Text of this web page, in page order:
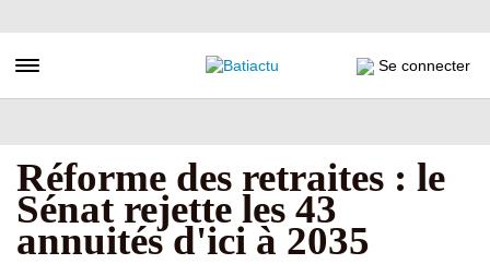
au
principal
Toggle navigation Se connecter
Réforme des retraites : le
Sénat rejette les 43
annuités d'ici à 2035